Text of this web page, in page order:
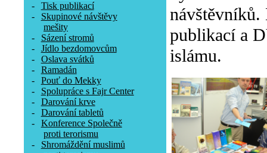
-
Tisk publikací
-
Skupinové návštěvy
mešity
-
Sázení stromů
-
Jídlo bezdomovcům
-
Oslava svátků
-
Ramadán
-
Pouť do Mekky
-
Spolupráce s Fajr Center
-
Darování krve
-
Darování tabletů
-
Konference Společně
proti terorismu
-
Shromáždění muslimů
návštěvníků.
publikací a
islámu.